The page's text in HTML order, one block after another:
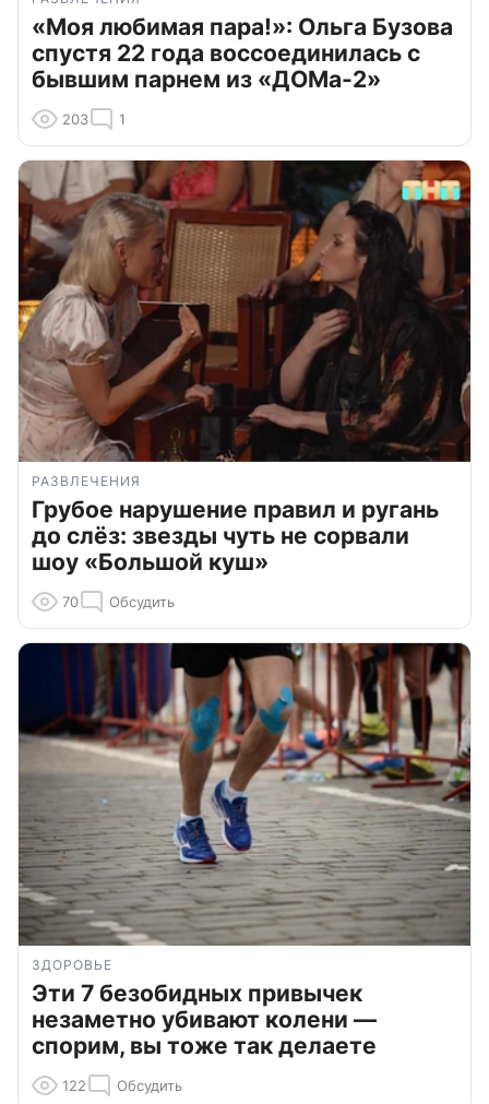
«Моя любимая пара!»: Ольга Бузова
спустя 22 года воссоединилась с
бывшим парнем из «ДОМа-2»
203 1
РАЗВЛЕЧЕНИЯ
Грубое нарушение правил и ругань
до слёз: звезды чуть не сорвали
шоу «Большой куш»
70 Обсудить
ЗДОРОВЬЕ
Эти 7 безобидных привычек
незаметно убивают колени —
спорим, вы тоже так делаете
122 Обсудить